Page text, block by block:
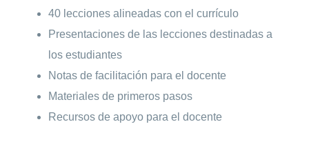
40 lecciones alineadas con el currículo
Presentaciones de las lecciones destinadas a
los estudiantes
Notas de facilitación para el docente
Materiales de primeros pasos
Recursos de apoyo para el docente